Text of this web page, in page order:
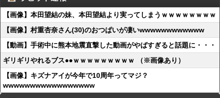
【画像】本田望結の妹、本田望結より実ってしまうｗｗｗｗｗｗｗｗ
【画像】村重杏奈さん(30)のおつぱいが凄いwwwwwwwwwwww
【動画】手術中に熊本地震直撃した動画がやばすぎると話題に・・・
ギリギリやれるブス●●ｗｗｗｗｗｗｗｗｗ （※画像あり）
【画像】キズナアイが今年で10周年ってマジ？
wwwwwwwwwwwwwwwww